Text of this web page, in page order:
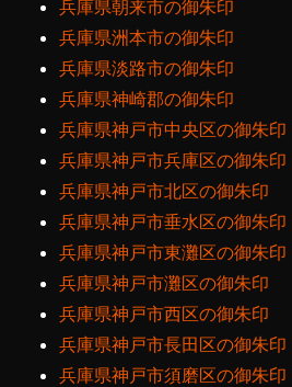
兵庫県朝来市の御朱印
兵庫県洲本市の御朱印
兵庫県淡路市の御朱印
兵庫県神崎郡の御朱印
兵庫県神戸市中央区の御朱印
兵庫県神戸市兵庫区の御朱印
兵庫県神戸市北区の御朱印
兵庫県神戸市垂水区の御朱印
兵庫県神戸市東灘区の御朱印
兵庫県神戸市灘区の御朱印
兵庫県神戸市西区の御朱印
兵庫県神戸市長田区の御朱印
兵庫県神戸市須磨区の御朱印